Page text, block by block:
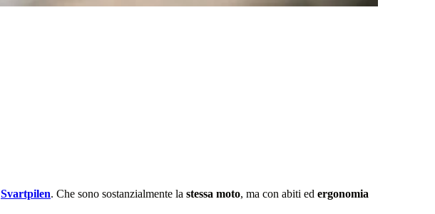
Svartpilen. Che sono sostanzialmente la stessa moto, ma con abiti ed ergonomia